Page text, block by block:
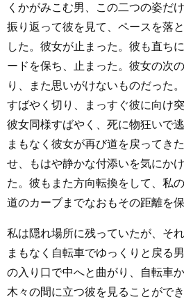
くかがみこむ男、この二つの姿だ
振り返って彼を見て、ペースを落
した。彼女が止まった。彼も直ち
ードを保ち、止まった。彼女の次
り、また思いがけないものだった
すばやく切り、まっすぐ彼に向け
彼女同様すばやく、死に物狂いで
まもなく彼女が再び道を戻ってき
せ、もはや静かな付添いを気にか
た。彼もまた方向転換をして、私
道のカーブまでなおもその距離を保
私は隠れ場所に残っていたが、そ
まもなく自転車でゆっくりと戻る
の入り口で中へと曲がり、自転車
木々の間に立つ彼を見ることがで